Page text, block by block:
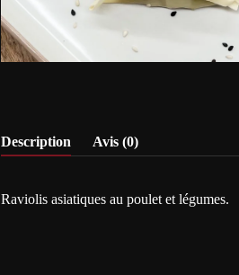
Description Avis (0)
Raviolis asiatiques au poulet et légumes.